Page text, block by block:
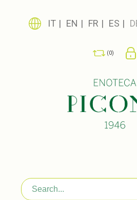
IT EN FR ES
0